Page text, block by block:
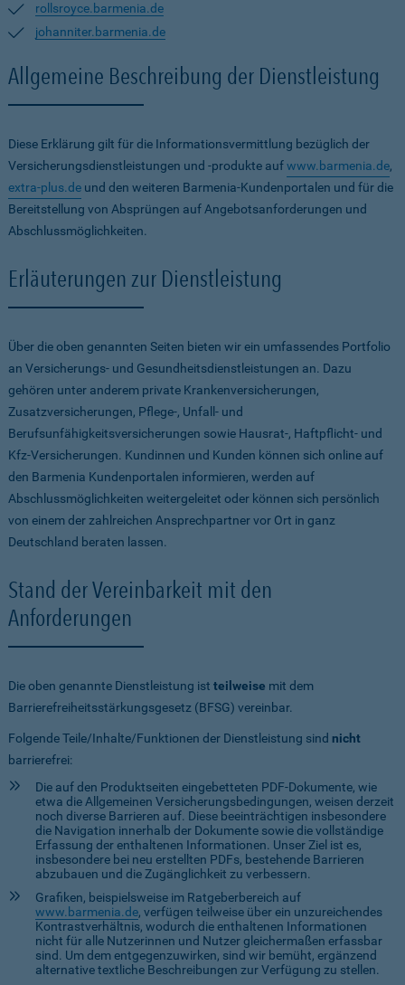
rollsroyce.barmenia.de
johanniter.barmenia.de
Allgemeine Beschreibung der Dienstleistung
Diese Erklärung gilt für die Informationsvermittlung bezüglich der
Versicherungsdienstleistungen und -produkte aufwww.barmenia.de,
extra-plus.de und den weiteren Barmenia-Kundenportalen und für die
Bereitstellung von Absprüngen auf Angebotsanforderungen und
Abschlussmöglichkeiten.
Erläuterungen zur Dienstleistung
Über die oben genannten Seiten bieten wir ein umfassendes Portfolio
an Versicherungs- und Gesundheitsdienstleistungen an. Dazu
gehören unter anderem private Krankenversicherungen,
Zusatzversicherungen, Pflege-, Unfall- und
Berufsunfähigkeitsversicherungen sowie Hausrat-, Haftpflicht- und
Kfz-Versicherungen. Kundinnen und Kunden können sich online auf
den Barmenia Kundenportalen informieren, werden auf
Abschlussmöglichkeiten weitergeleitet oder können sich persönlich
von einem der zahlreichen Ansprechpartner vor Ort in ganz
Deutschland beraten lassen.
Stand der Vereinbarkeit mit den
Anforderungen
Die oben genannte Dienstleistung ist teilweise mit dem
Barrierefreiheitsstärkungsgesetz (BFSG) vereinbar.
Folgende Teile/Inhalte/Funktionen der Dienstleistung sind nicht
barrierefrei:
Die auf den Produktseiten eingebetteten PDF-Dokumente, wie
etwa die Allgemeinen Versicherungsbedingungen, weisen derzeit
noch diverse Barrieren auf. Diese beeinträchtigen insbesondere
die Navigation innerhalb der Dokumente sowie die vollständige
Erfassung der enthaltenen Informationen. Unser Ziel ist es,
insbesondere bei neu erstellten PDFs, bestehende Barrieren
abzubauen und die Zugänglichkeit zu verbessern.
Grafiken, beispielsweise im Ratgeberbereich auf
www.barmenia.de, verfügen teilweise über ein unzureichendes
Kontrastverhältnis, wodurch die enthaltenen Informationen
nicht für alle Nutzerinnen und Nutzer gleichermaßen erfassbar
sind. Um dem entgegenzuwirken, sind wir bemüht, ergänzend
alternative textliche Beschreibungen zur Verfügung zu stellen.